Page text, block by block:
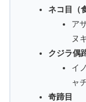
ネコ目（
ア
ヌ
クジラ偶
イ
ャ
奇蹄目